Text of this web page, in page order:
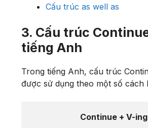
Cấu trúc as well as
3. Cấu trúc
tiếng Anh
Trong tiếng Anh, cấu trúc
được sử dụng theo một số cách
Continue + V-ing